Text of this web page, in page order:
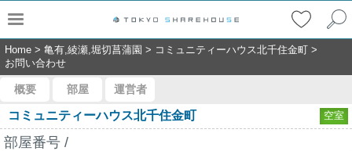
Home > 亀有,綾瀬,堀切菖蒲園 > コミュニティーハウス北千住金町 >
お問い合わせ
概要 部屋 運営者
コミュニティーハウス北千住金町 空室
部屋番号 /